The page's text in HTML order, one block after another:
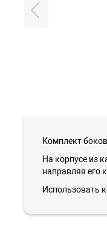
Комплект
На корпусе из
направляя его
Использовать